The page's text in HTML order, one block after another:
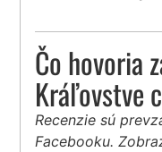
Čo hovoria
Kráľovstve
Recenzie sú
Facebooku.